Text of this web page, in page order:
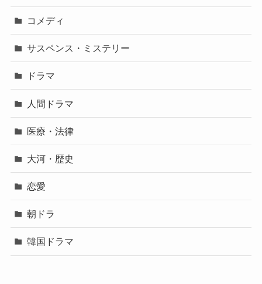
コメディ
サスペンス・ミステリー
ドラマ
人間ドラマ
医療・法律
大河・歴史
恋愛
朝ドラ
韓国ドラマ